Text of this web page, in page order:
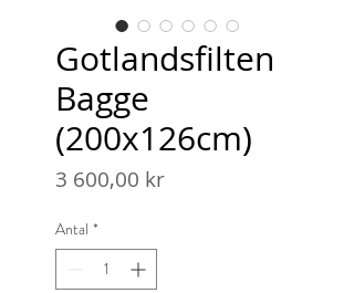
Gotlandsfilten
Bagge
(200x126cm)
3 600,00 krPris
Antal *